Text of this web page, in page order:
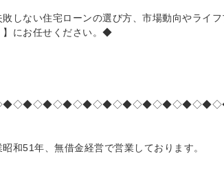
しない住宅ローンの選び方、市場動向やライ
にお任せください。◆
和51年、無借金経営で営業しております。